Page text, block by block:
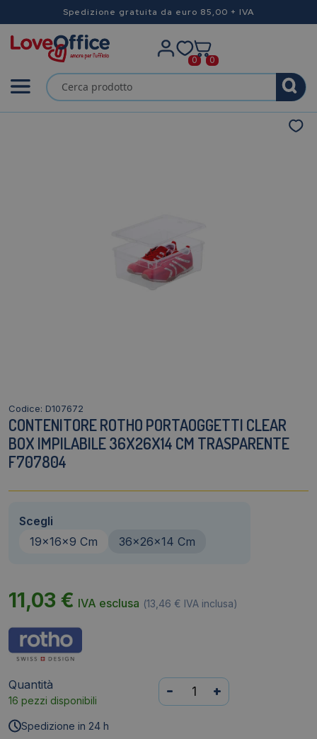
Spedizione gratuita da euro 85,00 + IVA
0 0
Codice: D107672
CONTENITORE ROTHO PORTAOGGETTI CLEAR
BOX IMPILABILE 36X26X14 CM TRASPARENTE
F707804
Scegli
19x16x9 Cm
36x26x14 Cm
11,03 € IVA esclusa (13,46 € IVA inclusa)
Quantità
16 pezzi disponibili
Contenitore
Rotho
- +
Spedizione in 24 h